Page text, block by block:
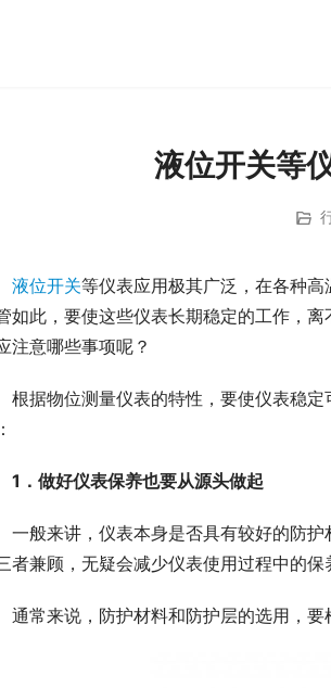
液位开关等
液位开关等仪表应用极其广泛，在各种高
如此，要使这些仪表长期稳定的工作，
注意哪些事项呢？
据物位测量仪表的特性，要使仪表稳定
1．做好仪表保养也要从源头做起
般来讲，仪表本身是否具有较好的防护
者兼顾，无疑会减少仪表使用过程中的保
常来说，防护材料和防护层的选用，要